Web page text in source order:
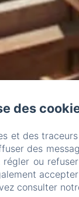
des
et des
des
régler ou
consulter